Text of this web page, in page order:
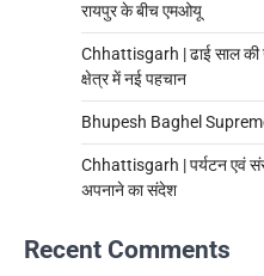
रायपुर के बीच एमओयू
Chhattisgarh | ढाई साल की
क्षेत्र में नई पहचान
Bhupesh Baghel
Chhattisgarh | पर्यटन एवं
अपनाने का संदेश
Recent Comments